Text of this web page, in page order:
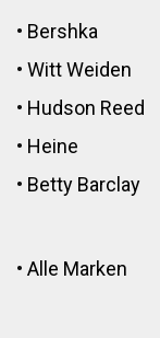
• Bershka
• Witt Weiden
• Hudson Reed
• Heine
• Betty Barclay
• Alle Marken